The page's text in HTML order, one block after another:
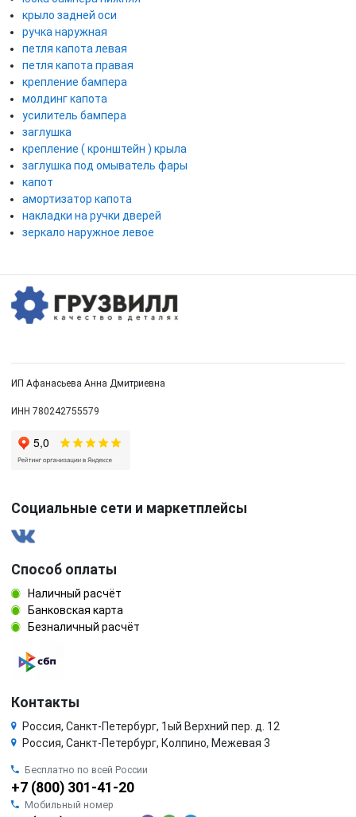
крыло задней оси
ручка наружная
петля капота левая
петля капота правая
крепление бампера
молдинг капота
усилитель бампера
заглушка
крепление ( кронштейн ) крыла
заглушка под омыватель фары
капот
амортизатор капота
накладки на ручки дверей
зеркало наружное левое
ИП Афанасьева Анна Дмитриевна
ИНН 780242755579
Социальные сети и маркетплейсы
Способ оплаты
Наличный расчёт
Банковская карта
Безналичный расчёт
Контакты
Россия, Санкт-Петербург, 1ый Верхний пер. д. 12
Россия, Санкт-Петербург, Колпино, Межевая 3
Бесплатно по всей России
+7 (800) 301-41-20
Мобильный номер